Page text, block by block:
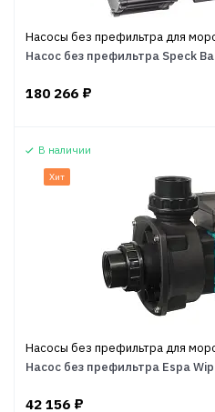
Насосы без префильтра для
Насос без префильтра Speck
180 266 ₽
В наличии
Хит
Насосы без префильтра для
Насос без префильтра Espa
42 156 ₽